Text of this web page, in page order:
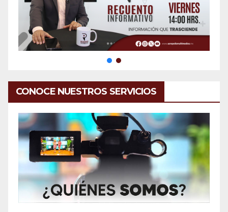
CONOCE NUESTROS SERVICIOS